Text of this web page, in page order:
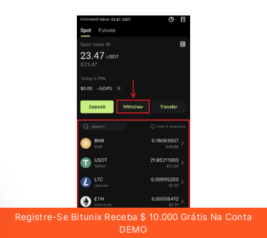
Registre-Se Bitunix Receba $ 10.000 Grátis Na Conta
DEMO